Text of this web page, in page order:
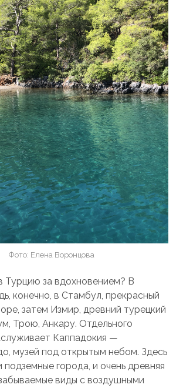
Фото: Елена Воронцова
Турцию за вдохновением? В
конечно, в Стамбул, прекрасный
затем Измир, древний турецкий
Трою, Анкару. Отдельного
Каппадокия —
музей под открытым небом. Здесь
подземные города, и очень древняя
виды с воздушными